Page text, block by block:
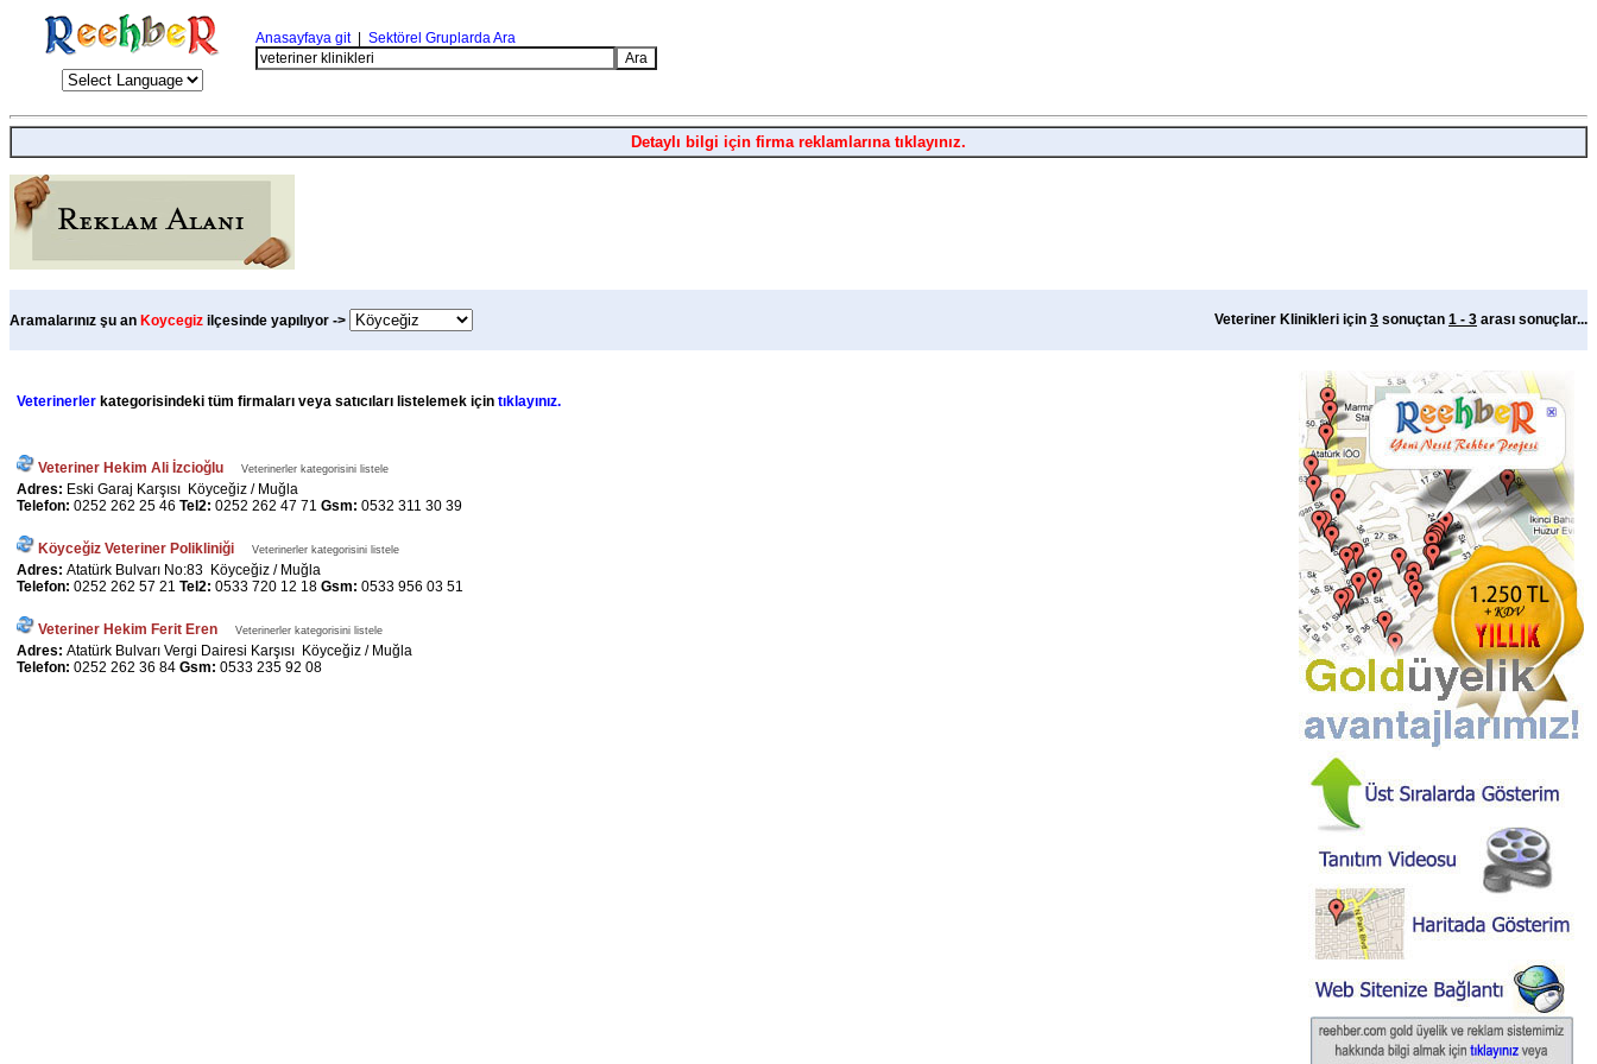
Anasayfaya git| Sektörel Gruplarda Ara
Detaylı bilgi için firma reklamlarına tıklayınız.
Aramalarınız şu an Koycegiz ilçesinde yapılıyor -> Veteriner Klinikleri için 3 sonuçtan 1 - 3 arası sonuçlar...
Veterinerler kategorisindeki tüm firmaları veya satıcıları listelemek için tıklayınız.
Veteriner Hekim Ali İzcioğlu Veterinerler kategorisini listele
Adres: Eski Garaj Karşısı Köyceğiz / Muğla
Telefon: 0252 262 25 46 Tel2: 0252 262 47 71 Gsm: 0532 311 30 39
Köyceğiz Veteriner Polikliniği Veterinerler kategorisini listele
Adres: Atatürk Bulvarı No:83 Köyceğiz / Muğla
Telefon: 0252 262 57 21 Tel2: 0533 720 12 18 Gsm: 0533 956 03 51
Veteriner Hekim Ferit Eren Veterinerler kategorisini listele
Adres: Atatürk Bulvarı Vergi Dairesi Karşısı Köyceğiz / Muğla
Telefon: 0252 262 36 84 Gsm: 0533 235 92 08